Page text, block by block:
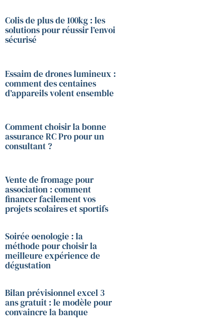
Colis de plus de 100kg : les
solutions pour réussir l’envoi
sécurisé
Essaim de drones lumineux :
comment des centaines
d’appareils volent ensemble
Comment choisir la bonne
assurance RC Pro pour un
consultant ?
Vente de fromage pour
association : comment
financer facilement vos
projets scolaires et sportifs
Soirée oenologie : la
méthode pour choisir la
meilleure expérience de
dégustation
Bilan prévisionnel excel 3
ans gratuit : le modèle pour
convaincre la banque